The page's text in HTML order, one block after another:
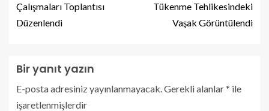
Çalışmaları Toplantısı
Düzenlendi
Tükenme Tehlikesindeki
Vaşak Görüntülendi
Bir yanıt yazın
E-posta adresiniz yayınlanmayacak.Gerekli alanlar* ile
işaretlenmişlerdir